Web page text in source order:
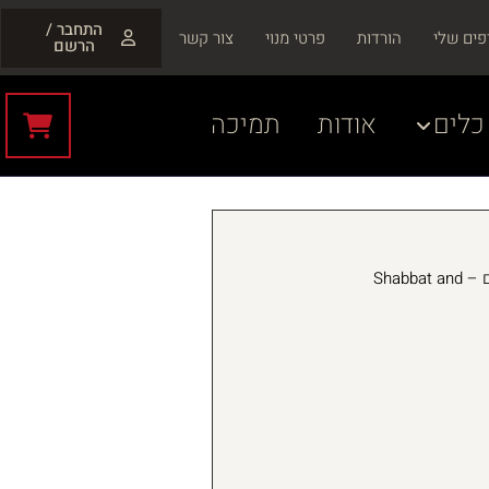
שלי הורדות פרטי מנוי צור קשר התחבר /
הרשם
אודות תמיכה
שבת ומועדים – Shabbat and